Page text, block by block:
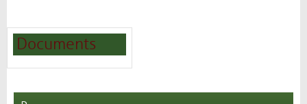
Documents